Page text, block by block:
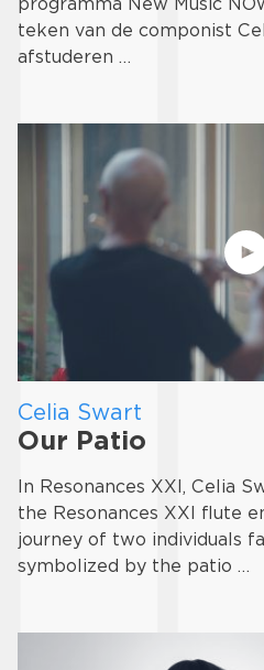
teken van de componist
afstuderen …
Celia Swart
Our Patio
In Resonances XXI, Celia
the Resonances XXI flute
journey of two individuals
symbolized by the patio …